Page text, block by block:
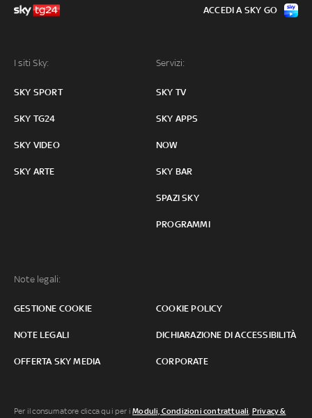
I siti Sky:
SKY SPORT
SKY TG24
SKY VIDEO
SKY ARTE
Servizi:
SKY TV
SKY APPS
NOW
SKY BAR
SPAZI SKY
PROGRAMMI
Note legali:
GESTIONE COOKIE COOKIE POLICY
NOTE LEGALI DICHIARAZIONE DI ACCESSIBILITÀ
OFFERTA SKY MEDIA CORPORATE
ACCEDI A SKY GO
Per il consumatore clicca qui per iModuli, Condizioni contrattuali Privacy &